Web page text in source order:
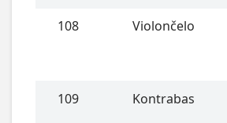
108 Violončelo
109 Kontrabas